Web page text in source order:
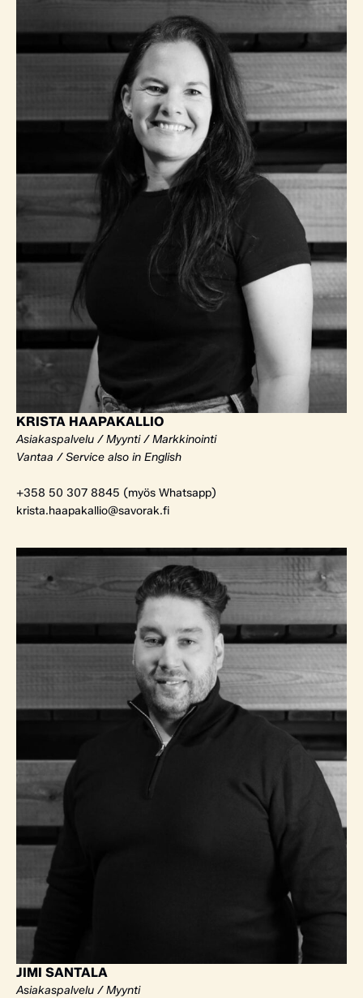
KRISTA HAAPAKALLIO
Asiakaspalvelu / Myynti / Markkinointi
Vantaa / Service also in English
+358 50 307 8845 (myös Whatsapp)
krista.haapakallio@savorak.fi
JIMI SANTALA
Asiakaspalvelu / Myynti